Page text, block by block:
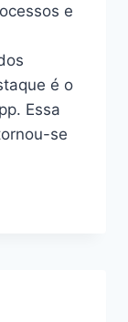
e
é o
Essa
se